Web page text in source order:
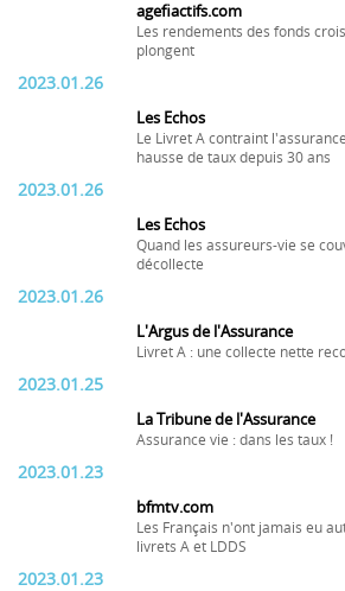
agefiactifs.com
Les rendements des fonds
plongent
2023.01.26
Les Echos
Le Livret A contraint
hausse de taux depuis 30 ans
2023.01.26
Les Echos
Quand les assureurs-vie se
décollecte
2023.01.26
L'Argus de l'Assurance
Livret A : une collecte nette
2023.01.25
La Tribune de l'Assurance
Assurance vie : dans les taux !
2023.01.23
bfmtv.com
Les Français n'ont jamais eu
livrets A et LDDS
2023.01.23